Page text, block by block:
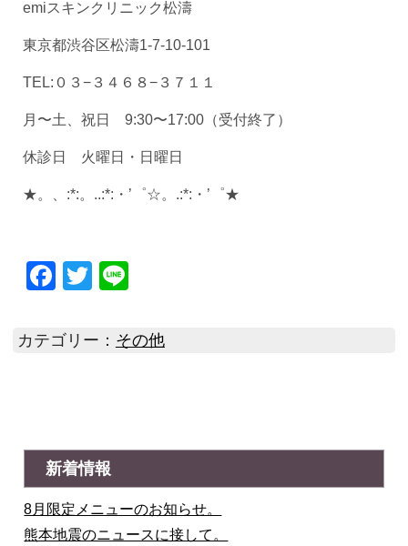
emiスキンクリニック松濤
東京都渋谷区松濤1-7-10-101
TEL:０３−３４６８−３７１１
月〜土、祝日 9:30〜17:00（受付終了）
休診日 火曜日・日曜日
★。、:*:。..:*:・’゜☆。.:*:・’゜★
Facebook
Twitter
Line
カテゴリー： その他
新着情報
8月限定メニューのお知らせ。
熊本地震のニュースに接して。